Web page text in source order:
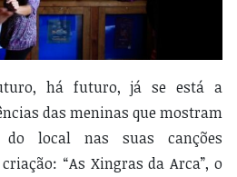
há futuro, já se está a
das meninas que mostram
local nas suas canções
“As Xingras da Arca”, o